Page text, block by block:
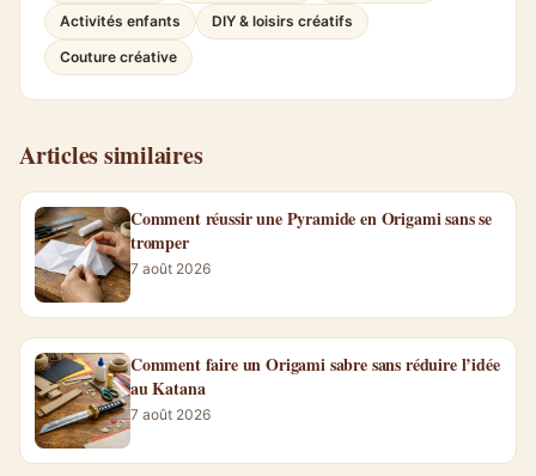
Activités enfants
DIY & loisirs créatifs
Couture créative
Articles similaires
Comment réussir une Pyramide en Origami sans se
tromper
7 août 2026
Comment faire un Origami sabre sans réduire l’idée
au Katana
7 août 2026